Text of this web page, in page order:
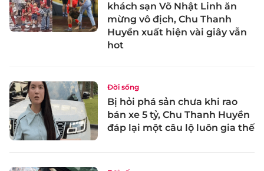
khách sạn Võ Nhật Linh ăn
mừng vô địch, Chu Thanh
Huyền xuất hiện vài giây vẫn
hot
Đời sống
Bị hỏi phá sản chưa khi rao
bán xe 5 tỷ, Chu Thanh Huyền
đáp lại một câu lộ luôn gia thế